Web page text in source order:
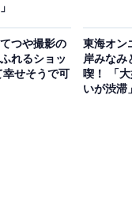
つや撮影の
れるショッ
幸せそうで可
東海オン
岸みなみ
喫！ 「
いが渋滞」